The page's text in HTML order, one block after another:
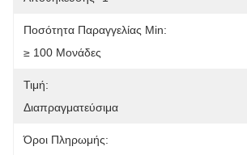
Ποσότητα Παραγγελίας Min:
≥ 100 Μονάδες
Τιμή:
Διαπραγματεύσιμα
Όροι Πληρωμής: